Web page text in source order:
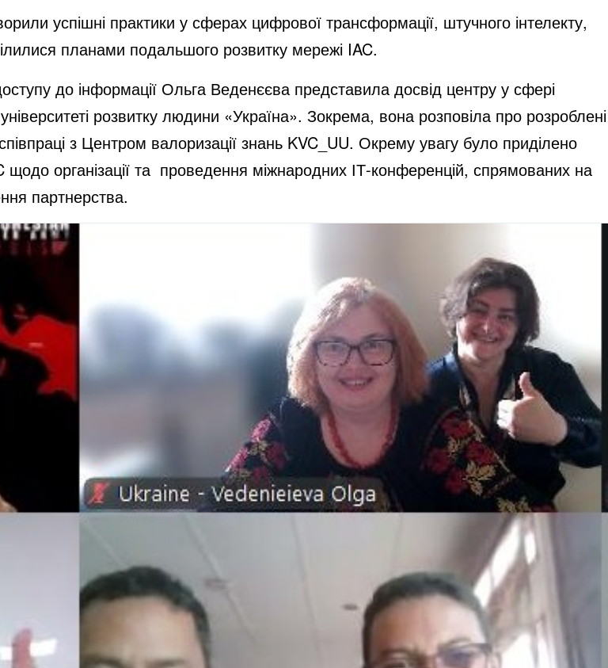
успішні практики у сферах цифрової трансформації, штучного інтелекту,
планами подальшого розвитку мережі IAC.
до інформації Ольга Веденєєва представила досвід центру у сфері
розвитку людини «Україна». Зокрема, вона розповіла про розроблені
з Центром валоризації знань KVC_UU. Окрему увагу було приділено
організації та проведення міжнародних ІТ-конференцій, спрямованих на
партнерства.